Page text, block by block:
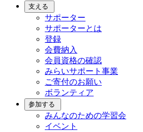
支える
サポーター
サポーターとは
登録
会費納入
会員資格の確認
みらいサポート事業
ご寄付のお願い
ボランティア
参加する
みんなのための学習会
イベント